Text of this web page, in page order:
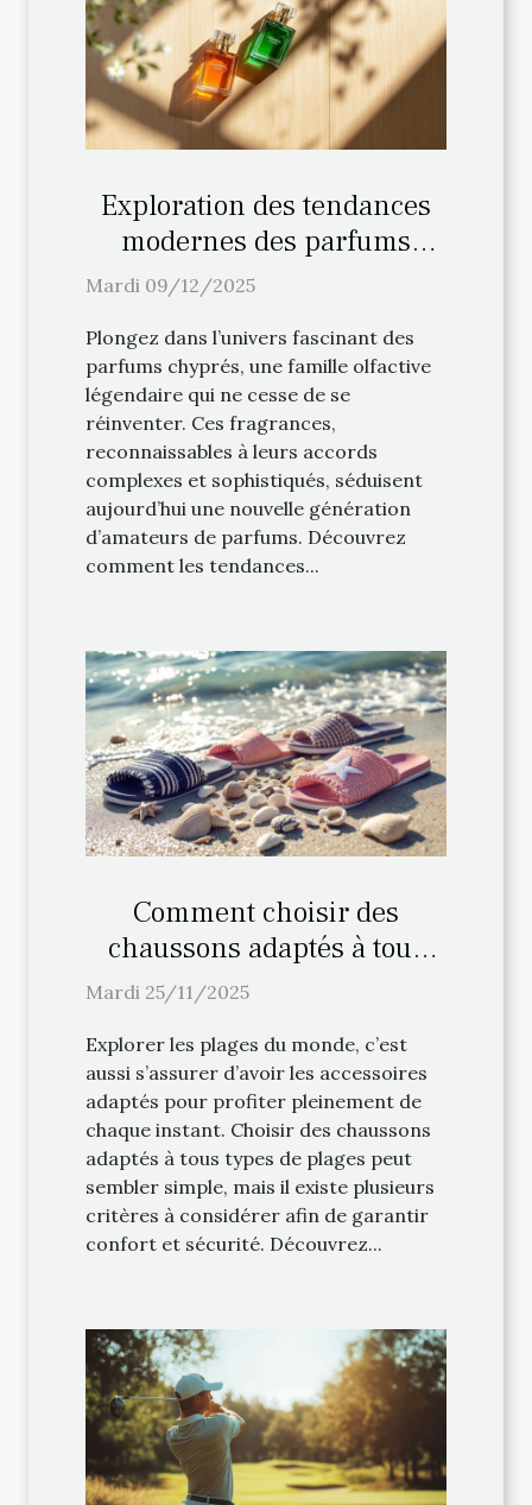
Exploration des tendances
modernes des parfums
chyprés
Mardi 09/12/2025
Plongez dans l’univers fascinant des
parfums chyprés, une famille olfactive
légendaire qui ne cesse de se
réinventer. Ces fragrances,
reconnaissables à leurs accords
complexes et sophistiqués, séduisent
aujourd’hui une nouvelle génération
d’amateurs de parfums. Découvrez
comment les tendances...
Comment choisir des
chaussons adaptés à tous
types de plages ?
Mardi 25/11/2025
Explorer les plages du monde, c’est
aussi s’assurer d’avoir les accessoires
adaptés pour profiter pleinement de
chaque instant. Choisir des chaussons
adaptés à tous types de plages peut
sembler simple, mais il existe plusieurs
critères à considérer afin de garantir
confort et sécurité. Découvrez...